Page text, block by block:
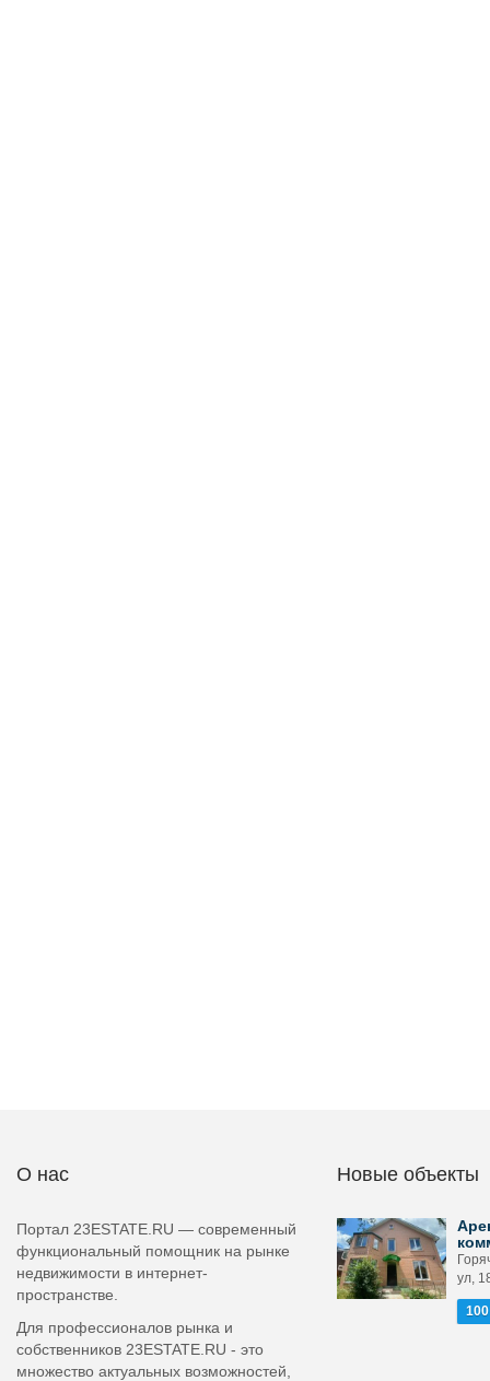
О нас
Портал 23ESTATE.RU — современный
функциональный помощник на рынке
недвижимости в интернет-
пространстве.
Для профессионалов рынка и
собственников 23ESTATE.RU - это
множество актуальных возможностей,
Новые объекты
ул,